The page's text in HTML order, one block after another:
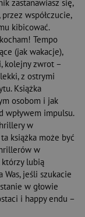
zastanawiasz się,
współczucie,
kibicować.
Tempo
(jak wakacje),
kolejny zwrot –
z ostrymi
Książka
osobom i jak
wpływem impulsu.
w
książka może być
w
którzy lubią
jeśli szukacie
w głowie
i happy endu –